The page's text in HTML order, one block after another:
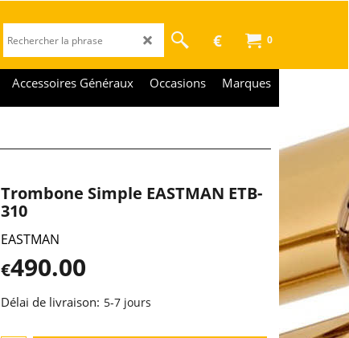
0
€
Accessoires Généraux Occasions Marques
Trombone Simple EASTMAN ETB-
310
EASTMAN
€490.00
Délai de livraison: 5-7 jours